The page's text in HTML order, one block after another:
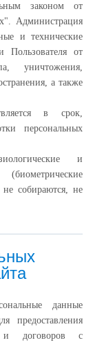
законом от
Администрация
и технические
от
уничтожения,
а также
в срок,
персональных
и
собираются, не
данные
предоставления
и договоров с